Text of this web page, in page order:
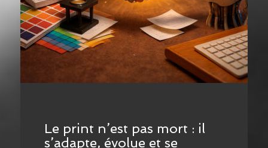
Le print n’est pas mort : il
s’adapte, évolue et se